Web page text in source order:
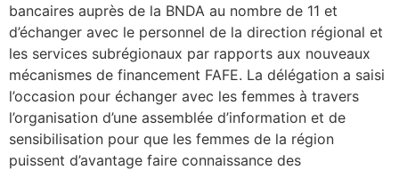
bancaires auprès de la BNDA au nombre de 11 et
d’échanger avec le personnel de la direction régional et
les services subrégionaux par rapports aux nouveaux
mécanismes de financement FAFE. La délégation a saisi
l’occasion pour échanger avec les femmes à travers
l’organisation d’une assemblée d’information et de
sensibilisation pour que les femmes de la région
puissent d’avantage faire connaissance des